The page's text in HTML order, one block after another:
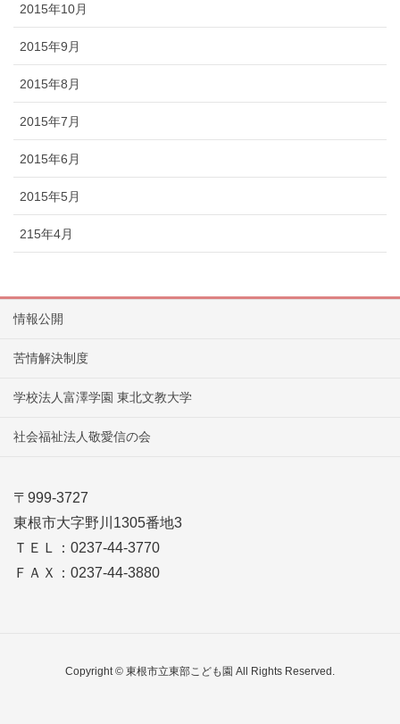
2015年10月
2015年9月
2015年8月
2015年7月
2015年6月
2015年5月
215年4月
情報公開
苦情解決制度
学校法人富澤学園 東北文教大学
社会福祉法人敬愛信の会
〒999-3727
東根市大字野川1305番地3
ＴＥＬ：0237-44-3770
ＦＡＸ：0237-44-3880
Copyright © 東根市立東部こども園 All Rights Reserved.